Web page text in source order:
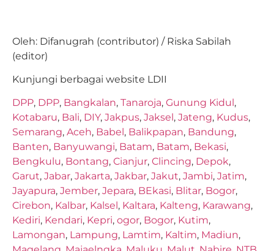
Oleh: Difanugrah (contributor) / Riska Sabilah
(editor)
Kunjungi berbagai website LDII
DPP, DPP, Bangkalan, Tanaroja, Gunung Kidul ,
Kotabaru, Bali, DIY, Jakpus, Jaksel , Jateng, Kudus,
Semarang, Aceh, Babel , Balikpapan, Bandung,
Banten, Banyuwangi, Batam, Batam, Bekasi,
Bengkulu, Bontang, Cianjur, Clincing, Depok,
Garut, Jabar, Jakarta, Jakbar, Jakut, Jambi, Jatim,
Jayapura, Jember, Jepara, BEkasi, Blitar, Bogor,
Cirebon, Kalbar, Kalsel , Kaltara, Kalteng, Karawang,
Kediri, Kendari, Kepri, ogor, Bogor, Kutim,
Lamongan, Lampung, Lamtim, Kaltim, Madiun,